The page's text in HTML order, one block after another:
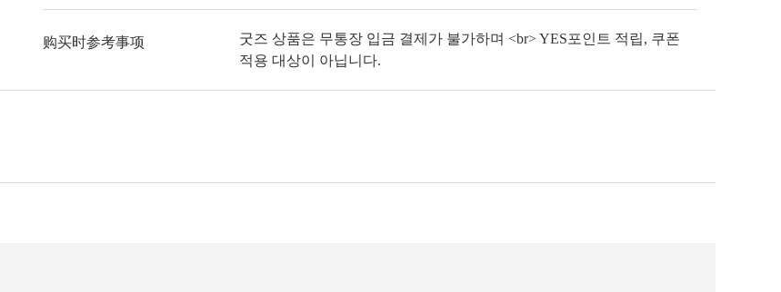
购买时参考事项
굿즈 상품은 무통장 입금 결제가 불가하며 <br> YES포인트 적립, 쿠폰
적용 대상이 아닙니다.